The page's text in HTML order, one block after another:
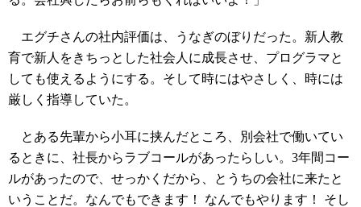
エグチさんの社内評価は、うなぎのぼりだった。新人教
育で新人をきちっとした社会人に成長させ、プログラマと
しても使えるようにする。そして時にはやさしく、時には
厳しく指導していた。
とある先輩から小耳に挟んだところ、別会社で働いてい
るときに、社長からラブコールがあったらしい。3年間コー
ルがあったので、せっかくだから、とうちの会社に来たと
いうことだ。なんでもできます！ なんでもやります！ そし